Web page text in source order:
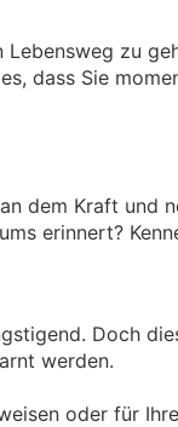
zu
dass Sie
dem Kraft und
erinnert?
Doch
werden.
oder für